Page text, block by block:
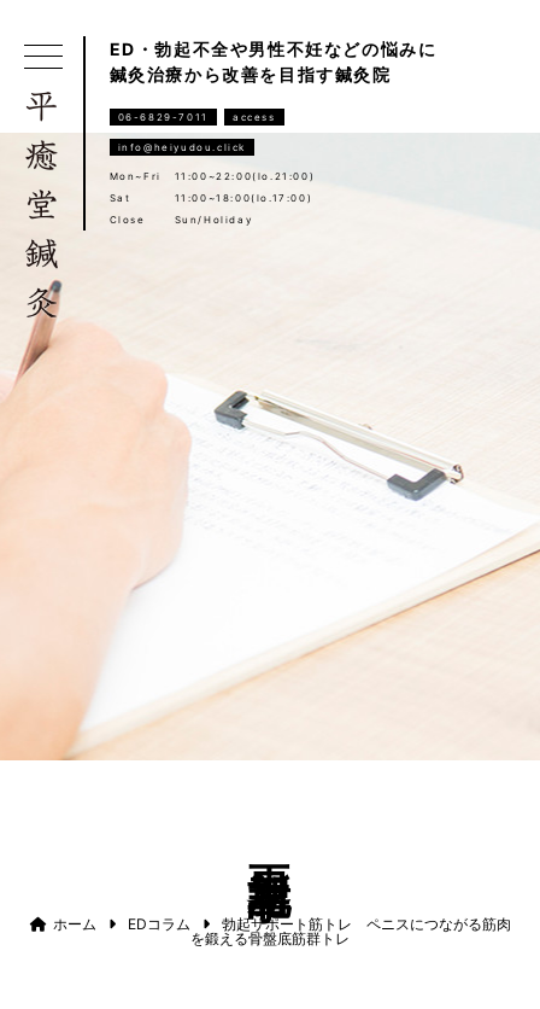
ED・勃起不全や男性不妊などの悩みに
鍼灸治療から改善を目指す鍼灸院
06-6829-7011 access
info@heiyudou.click
Mon~Fri
11:00~22:00(lo.21:00)
Sat
11:00~18:00(lo.17:00)
Close
Sun/Holiday
ホーム EDコラム
勃起サポート筋トレ ペニスにつながる筋肉
を鍛える骨盤底筋群トレ